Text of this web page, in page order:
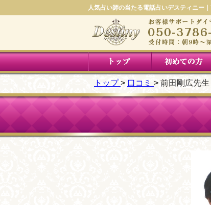
人気占い師の当たる電話占いデスティニー
トップ 口コミ 前田剛広先生